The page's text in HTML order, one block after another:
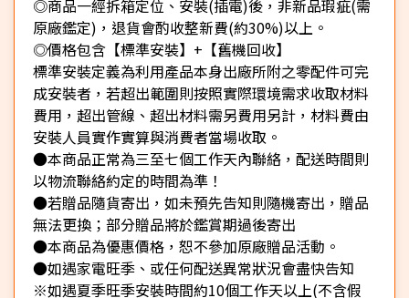
◎商品一經拆箱定位、安裝(插電)後，非新品瑕疵(需
原廠鑑定)，退貨會酌收整新費(約30%)以上。
◎價格包含【標準安裝】+【舊機回收】
標準安裝定義為利用產品本身出廠所附之零配件可完
成安裝者，若超出範圍則按照實際環境需求收取材料
費用，超出管線、超出材料需另費用另計，材料費由
安裝人員實作實算與消費者當場收取。
●本商品正常為三至七個工作天內聯絡，配送時間則
以物流聯絡約定的時間為準！
●若贈品隨貨寄出，如未預先告知則隨機寄出，贈品
無法更換；部分贈品將於鑑賞期過後寄出
●本商品為優惠價格，恕不參加原廠贈品活動。
●如遇家電旺季、或任何配送異常狀況會盡快告知
※如遇夏季旺季安裝時間約10個工作天以上(不含假